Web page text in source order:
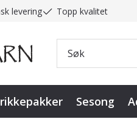
levering Topp kvalitet
Sesong